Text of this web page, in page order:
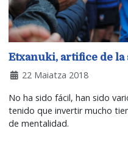
Etxanuki, artifice de la
22 Maiatza 2018
No ha sido fácil, han sido
tenido que invertir mucho
de mentalidad.